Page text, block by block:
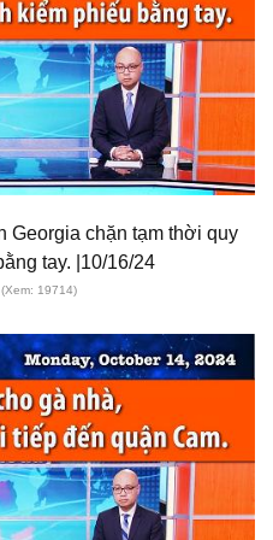
Georgia chặn tạm thời quy
tay. |10/16/24
(Xem: 19714)